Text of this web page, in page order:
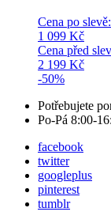
Cena po slevě:
1 099 Kč
Cena před
2 199 Kč
-50%
Potřebujete
Po-Pá 8:00-
facebook
twitter
googleplus
pinterest
tumblr